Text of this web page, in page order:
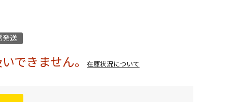
発送
できません。 在庫状況について